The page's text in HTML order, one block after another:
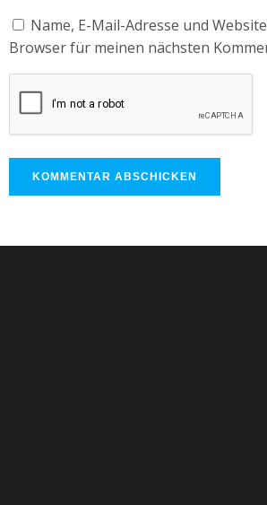
Name, E-Mail-Adresse und
Browser für meinen nächsten